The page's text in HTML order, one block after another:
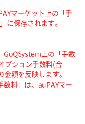
マーケット上の「手
に保存されます。
GoQSystem上の「手数
プション手数料(合
額を反映します。
料」は、auPAYマー